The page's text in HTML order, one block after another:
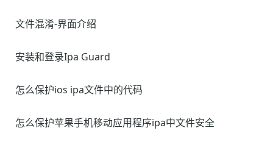
文件混淆-界面介绍
安装和登录Ipa Guard
怎么保护ios ipa文件中的代码
怎么保护苹果手机移动应用程序ipa中文件安全